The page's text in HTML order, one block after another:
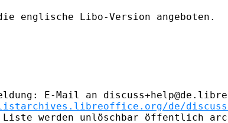
englische Libo-Version angeboten.
E-Mail an
de/